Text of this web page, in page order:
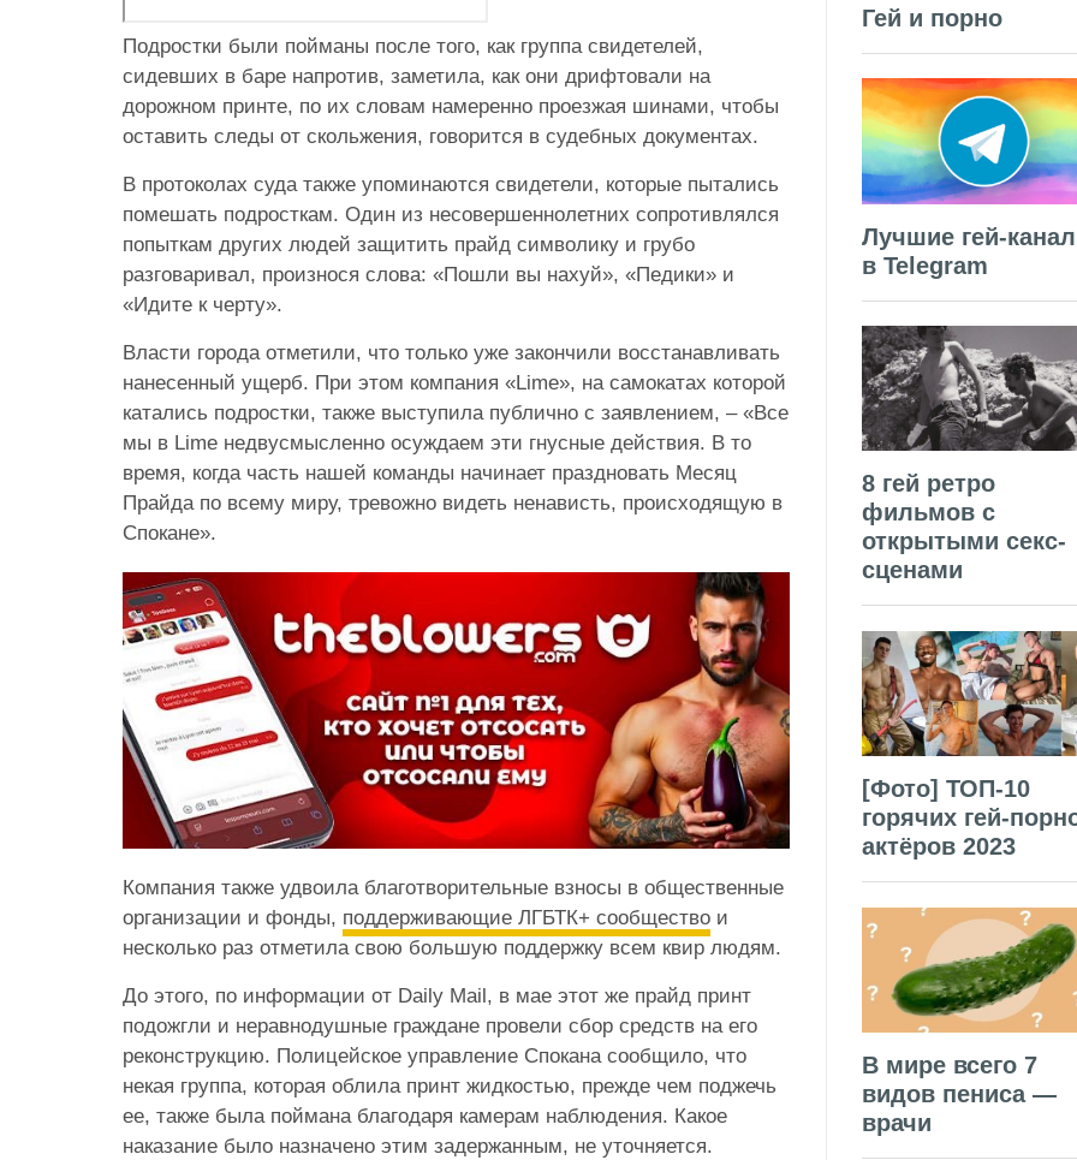
Подростки были пойманы после того, как группа свидетелей,
сидевших в баре напротив, заметила, как они дрифтовали на
дорожном принте, по их словам намеренно проезжая шинами, чтобы
оставить следы от скольжения, говорится в судебных документах.
В протоколах суда также упоминаются свидетели, которые пытались
помешать подросткам. Один из несовершеннолетних сопротивлялся
попыткам других людей защитить прайд символику и грубо
разговаривал, произнося слова: «Пошли вы нахуй», «Педики» и
«Идите к черту».
Власти города отметили, что только уже закончили восстанавливать
нанесенный ущерб. При этом компания «Lime», на самокатах которой
катались подростки, также выступила публично с заявлением, – «Все
мы в Lime недвусмысленно осуждаем эти гнусные действия. В то
время, когда часть нашей команды начинает праздновать Месяц
Прайда по всему миру, тревожно видеть ненависть, происходящую в
Спокане».
Компания также удвоила благотворительные взносы в общественные
организации и фонды, поддерживающие ЛГБТК+ сообщество и
несколько раз отметила свою большую поддержку всем квир людям.
До этого, по информации от Daily Mail, в мае этот же прайд принт
подожгли и неравнодушные граждане провели сбор средств на его
реконструкцию. Полицейское управление Спокана сообщило, что
некая группа, которая облила принт жидкостью, прежде чем поджечь
ее, также была поймана благодаря камерам наблюдения. Какое
наказание было назначено этим задержанным, не уточняется.
Гей и порно
Лучшие гей-
в Telegram
8 гей ретро
фильмов с
открытыми секс-
сценами
[Фото] ТОП-10
горячих гей-
актёров 2023
В мире всего 7
видов пениса —
врачи